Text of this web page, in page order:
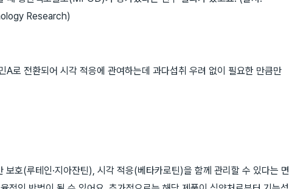
Research)
A로 전환되어 시각 적응에 관여하는데 과다섭취 우려 없이 필요한 만큼만
호(루테인·지아잔틴), 시각 적응(베타카로틴)을 함께 관리할 수 있다는 면